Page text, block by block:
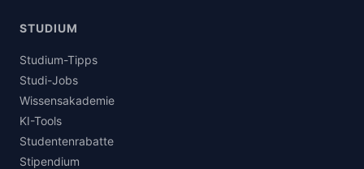
STUDIUM
Studium-Tipps
Studi-Jobs
Wissensakademie
KI-Tools
Studentenrabatte
Stipendium